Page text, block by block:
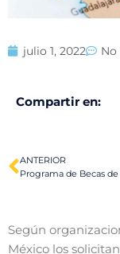
julio 1, 2022
Compartir en:
ANTERIOR
Según
México los